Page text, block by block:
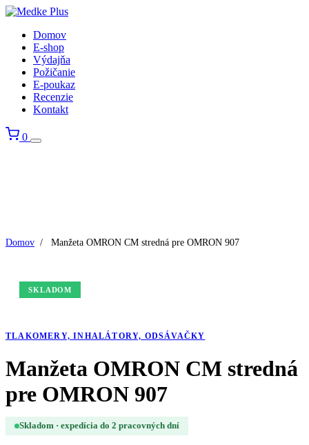
Domov
E-shop
Výdajňa
Požičanie
E-poukaz
Recenzie
Kontakt
0
Domov / Manžeta OMRON CM stredná pre OMRON 907
SKLADOM
TLAKOMERY, INHALÁTORY, ODSÁVAČKY
Manžeta OMRON CM stredná
pre OMRON 907
Skladom · expedícia do 2 pracovných dní